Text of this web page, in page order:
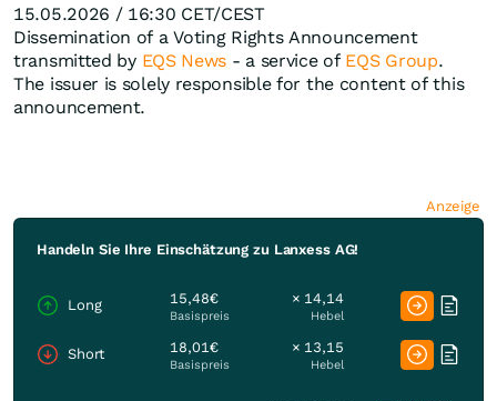
15.05.2026 / 16:30 CET/CEST
Dissemination of a Voting Rights Announcement
transmitted by EQS News - a service of EQS Group.
The issuer is solely responsible for the content of this
announcement.
Anzeige
Handeln Sie Ihre Einschätzung zu Lanxess AG!
Long 15,48€
Basispreis
× 14,14
Hebel
Short 18,01€
Basispreis
× 13,15
Hebel